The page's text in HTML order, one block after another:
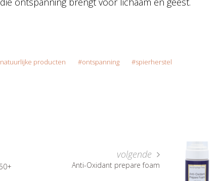
natuurlijke producten ontspanning spierherstel
volgende
Anti-Oxidant prepare foam